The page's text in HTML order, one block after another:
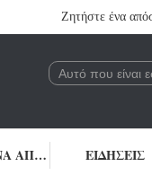
Ζητήστε ένα
ΣΤΗΝ ΈΡΕΥΝΑ
ΖΗΤΉΣΤΕ ΈΝΑ ΑΠΌΣΠΑΣΜΑ ΕΙΔΉΣΕΙΣ